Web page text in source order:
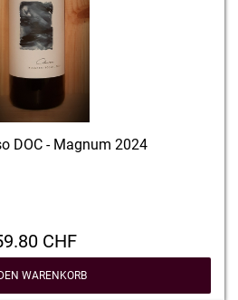
DOC - Magnum 2024
CHF
WARENKORB